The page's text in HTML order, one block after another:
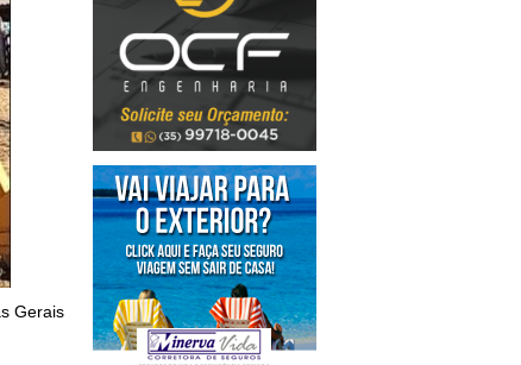
Gerais